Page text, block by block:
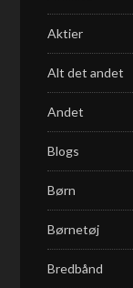
Aktier
Alt det andet
Andet
Blogs
Børn
Børnetøj
Bredbånd